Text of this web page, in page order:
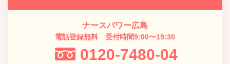
ナースパワー広島
電話登録無料 受付時間9:00〜19:30
0120-7480-04